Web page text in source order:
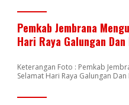
Pemkab Jembrana
Hari Raya Galungan
Keterangan Foto : Pemkab
Selamat Hari Raya Galungan Dan